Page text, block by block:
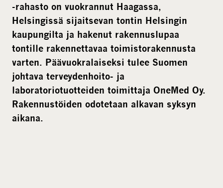
a
-rahasto on vuokrannut Haagassa,
Helsingissä sijaitsevan tontin Helsingin
kaupungilta ja hakenut rakennuslupaa
tontille rakennettavaa toimistorakennusta
varten. Päävuokralaiseksi tulee Suomen
johtava terveydenhoito- ja
laboratoriotuotteiden toimittaja OneMed Oy.
Rakennustöiden odotetaan alkavan syksyn
aikana.